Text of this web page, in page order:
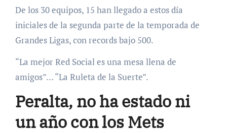
De los 30 equipos, 15 han llegado a estos día
iniciales de la segunda parte de la temporada de
Grandes Ligas, con records bajo 500.
“La mejor Red Social es una mesa llena de
amigos”… “La Ruleta de la Suerte”.
Peralta, no ha estado ni
un año con los Mets